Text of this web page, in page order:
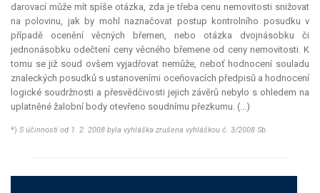
darovací může mít spíše otázka, zda je třeba cenu nemovitosti snižovat
na polovinu, jak by mohl naznačovat postup kontrolního posudku v
případě ocenění věcných břemen, nebo otázka dvojnásobku či
jednonásobku odečtení ceny věcného břemene od ceny nemovitosti. K
tomu se již soud ovšem vyjadřovat nemůže, neboť hodnocení souladu
znaleckých posudků s ustanoveními oceňovacích předpisů a hodnocení
logické soudržnosti a přesvědčivosti jejich závěrů nebylo s ohledem na
uplatněné žalobní body otevřeno soudnímu přezkumu. (...)
*) S účinností od 1. 2. 2008 byla vyhláška zrušena vyhláškou č. 3/2008 Sb.